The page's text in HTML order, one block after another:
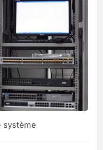
système